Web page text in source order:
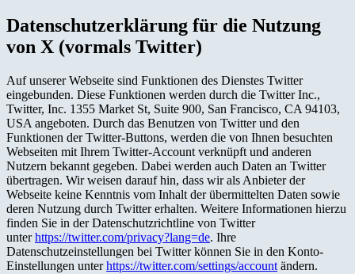
Datenschutzerklärung für die Nutzung
von X (vormals Twitter)
Auf unserer Webseite sind Funktionen des Dienstes Twitter
eingebunden. Diese Funktionen werden durch die Twitter Inc.,
Twitter, Inc. 1355 Market St, Suite 900, San Francisco, CA 94103,
USA angeboten. Durch das Benutzen von Twitter und den
Funktionen der Twitter-Buttons, werden die von Ihnen besuchten
Webseiten mit Ihrem Twitter-Account verknüpft und anderen
Nutzern bekannt gegeben. Dabei werden auch Daten an Twitter
übertragen. Wir weisen darauf hin, dass wir als Anbieter der
Webseite keine Kenntnis vom Inhalt der übermittelten Daten sowie
deren Nutzung durch Twitter erhalten. Weitere Informationen hierzu
finden Sie in der Datenschutzrichtline von Twitter
unterhttps://twitter.com/privacy?lang=de. Ihre
Datenschutzeinstellungen bei Twitter können Sie in den Konto-
Einstellungen unterhttps://twitter.com/settings/account ändern.